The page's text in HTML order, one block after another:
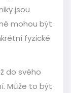
jsou
mohou být
fyzické
do svého
Může to být